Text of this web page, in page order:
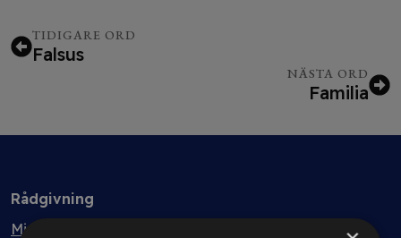
TIDIGARE ORD
Falsus
NÄSTA ORD
Familia
Rådgivning
Min bolagsjurist